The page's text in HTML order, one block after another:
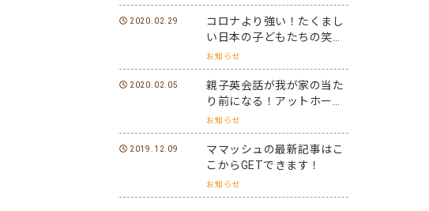
2020.02.29
コロナより強い！たくまし
い日本の子どもたちの笑顔
と元気を世界に届けよう！
お知らせ
2020.02.05
親子英会話が我が家の当た
り前になる！アットホーム
留学パフォーマーになろ
う！
お知らせ
2019.12.09
ママッシュの最新記事はこ
こからGETできます！
お知らせ